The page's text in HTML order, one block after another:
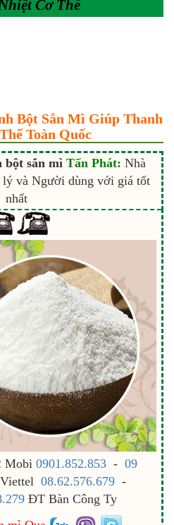
Cơ Thể
Bột Sắn Mì Giúp Thanh
Toàn Quốc
bột sắn mì Tấn Phát: Nhà
lý và Người dùng với giá tốt
nhất
Mobi 0901.852.853- 09
08.62.576.679-
ĐT Bàn Công Ty